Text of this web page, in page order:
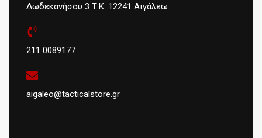
Δωδεκανήσου 3 Τ.Κ: 12241 Αιγάλεω
211 0089177
aigaleo@tacticalstore.gr